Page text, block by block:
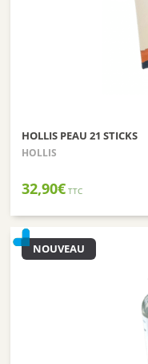
HOLLIS PEAU 21 STICKS
HOLLIS
32,90€ TTC
NOUVEAU